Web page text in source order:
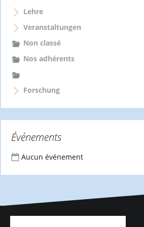
Lehre
Veranstaltungen
Non classé
Nos adhérents
Forschung
Événements
Aucun événement